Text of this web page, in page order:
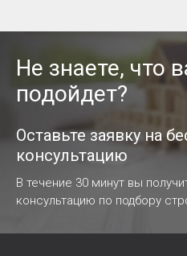
Не знаете, что
подойдет?
Оставьте заявку на
консультацию
В течение 30 минут вы
консультацию по подбору